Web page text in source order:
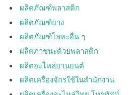
ผลิตภัณฑ์พลาสติก
ผลิตภัณฑ์ยาง
ผลิตภัณฑ์โลหะอื่น ๆ
ผลิตภาชนะด้วยพลาสติก
ผลิตอะไหล่ยานยนต์
ผลิตเครื่องจักรใช้ในสำนักงาน